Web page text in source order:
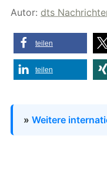
Autor: dts
teilen
teilen
» Weitere